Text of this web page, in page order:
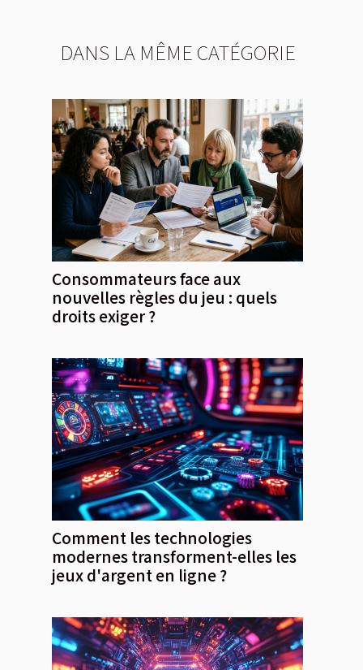
DANS LA MÊME CATÉGORIE
Consommateurs face aux
nouvelles règles du jeu : quels
droits exiger ?
Comment les technologies
modernes transforment-elles les
jeux d'argent en ligne ?